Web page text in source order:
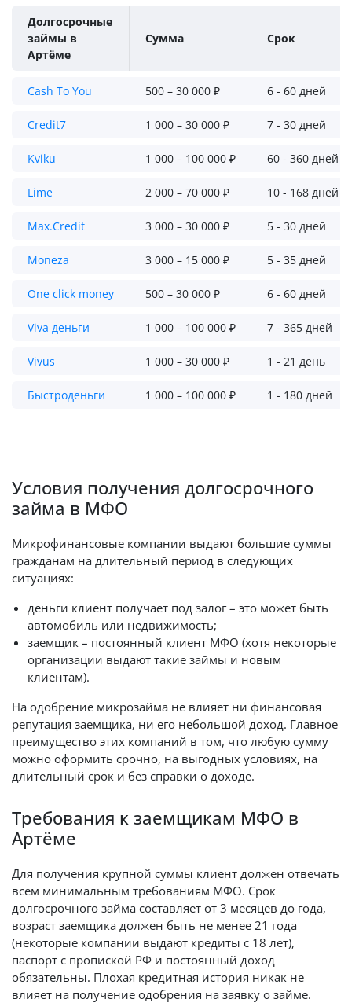
Долгосрочные
займы в
Артёме
Сумма Срок
Cash To You 500 – 30 000 ₽ 6 - 60 дней
Credit7 1 000 – 30 000 ₽ 7 - 30 дней
Kviku 1 000 – 100 000 ₽ 60 - 360 дней
Lime 2 000 – 70 000 ₽ 10 - 168 дней
Max.Credit 3 000 – 30 000 ₽ 5 - 30 дней
Moneza 3 000 – 15 000 ₽ 5 - 35 дней
One click money 500 – 30 000 ₽ 6 - 60 дней
Viva деньги 1 000 – 100 000 ₽ 7 - 365 дней
Vivus 1 000 – 30 000 ₽ 1 - 21 день
Быстроденьги 1 000 – 100 000 ₽ 1 - 180 дней
Условия получения долгосрочного
займа в МФО
Микрофинансовые компании выдают большие суммы
гражданам на длительный период в следующих
ситуациях:
деньги клиент получает под залог – это может быть
автомобиль или недвижимость;
заемщик – постоянный клиент МФО (хотя некоторые
организации выдают такие займы и новым
клиентам).
На одобрение микрозайма не влияет ни финансовая
репутация заемщика, ни его небольшой доход. Главное
преимущество этих компаний в том, что любую сумму
можно оформить срочно, на выгодных условиях, на
длительный срок и без справки о доходе.
Требования к заемщикам МФО в
Артёме
Для получения крупной суммы клиент должен отвечать
всем минимальным требованиям МФО. Срок
долгосрочного займа составляет от 3 месяцев до года,
возраст заемщика должен быть не менее 21 года
(некоторые компании выдают кредиты с 18 лет),
паспорт с пропиской РФ и постоянный доход
обязательны. Плохая кредитная история никак не
влияет на получение одобрения на заявку о займе.